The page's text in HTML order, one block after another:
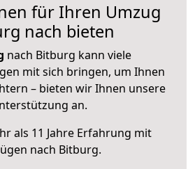
für Ihren Umzug
nach bieten
nach Bitburg kann viele
mit sich bringen, um Ihnen
– bieten wir Ihnen unsere
an.
als 11 Jahre Erfahrung mit
nach Bitburg.